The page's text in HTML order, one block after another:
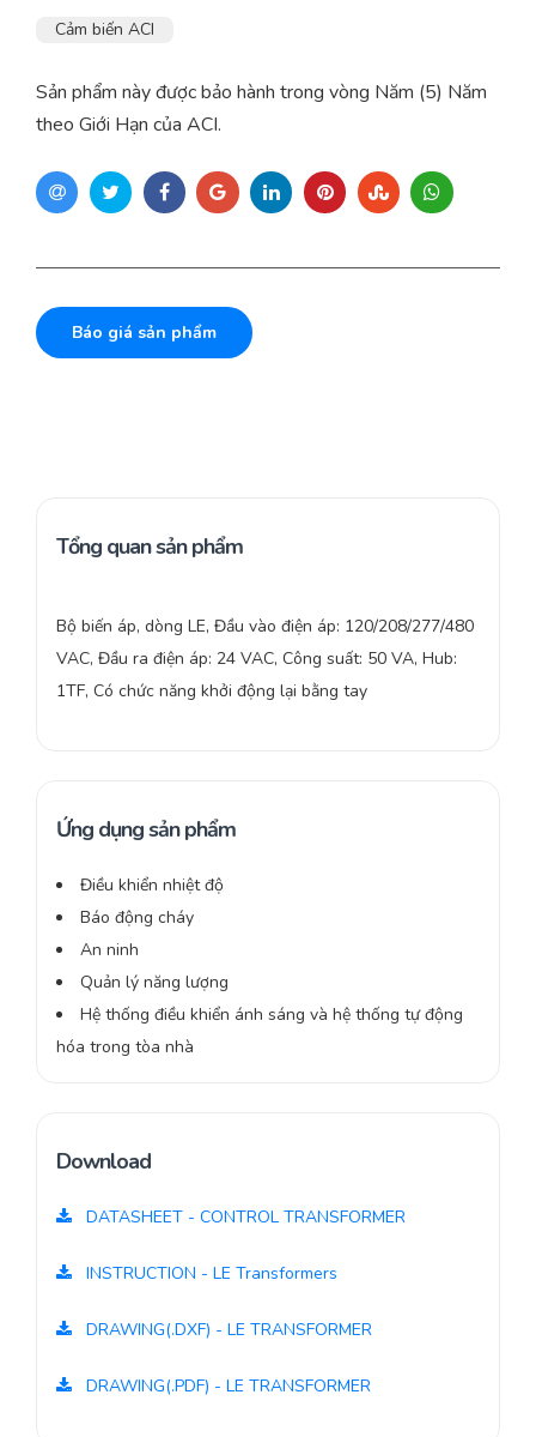
Cảm biến ACI
Sản phẩm này được bảo hành trong vòng Năm (5) Năm
theo Giới Hạn của ACI.
Báo giá sản phẩm
Tổng quan sản phẩm
Bộ biến áp, dòng LE, Đầu vào điện áp: 120/208/277/480
VAC, Đầu ra điện áp: 24 VAC, Công suất: 50 VA, Hub:
1TF, Có chức năng khởi động lại bằng tay
Ứng dụng sản phẩm
Điều khiển nhiệt độ
Báo động cháy
An ninh
Quản lý năng lượng
Hệ thống điều khiển ánh sáng và hệ thống tự động
hóa trong tòa nhà
Download
DATASHEET - CONTROL TRANSFORMER
INSTRUCTION - LE Transformers
DRAWING(.DXF) - LE TRANSFORMER
DRAWING(.PDF) - LE TRANSFORMER